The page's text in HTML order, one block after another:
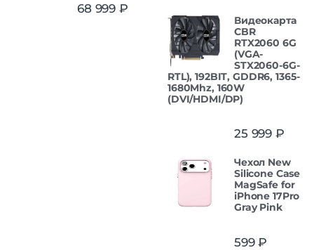
68 999 ₽
Видеокарта
CBR
RTX2060 6G
(VGA-
STX2060-6G-
RTL), 192BIT, GDDR6, 1365-
1680Mhz, 160W
(DVI/HDMI/DP)
25 999 ₽
Чехол New
Silicone Case
MagSafe for
iPhone 17Pro
Gray Pink
599₽